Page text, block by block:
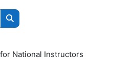
Rechercher des cours
National Instructors